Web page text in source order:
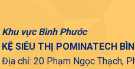
Khu vực Bình Phước
KỆ SIÊU THỊ POMINATECH
Địa chỉ: 20 Phạm Ngọc Thạch,